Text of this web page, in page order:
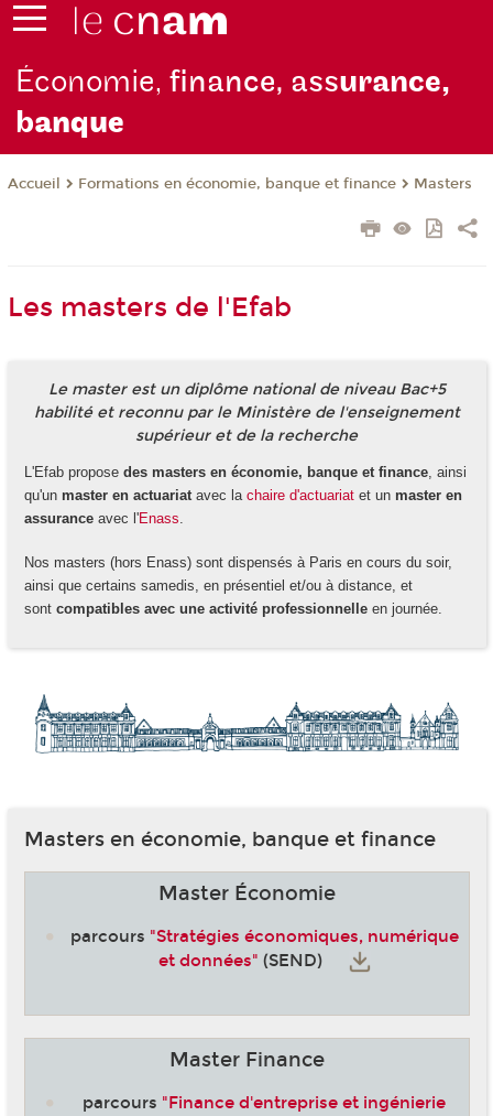
Économie,finance, assurance,
banque
Accueil Formations en économie, banque et finance Masters
Les masters de l'Efab
Le master est un diplôme national de niveau Bac+5
habilité et reconnu par le Ministère de l'enseignement
supérieur et de la recherche
L'Efab propose des masters en économie, banque et finance, ainsi
qu'un master en actuariatavec la chaire d'actuariatet un master en
assuranceavec l'Enass
Nos masters (hors Enass) sont dispensés à Paris en cours du soir,
ainsi que certains samedis, en présentiel et/ou à distance, et
sont compatibles avec une activité professionnelleen journée.
Masters en économie, banque et finance
Master Économie
parcours "Stratégies économiques, numérique
et données" (SEND)
Master Finance
parcours "Finance d'entreprise et ingénierie